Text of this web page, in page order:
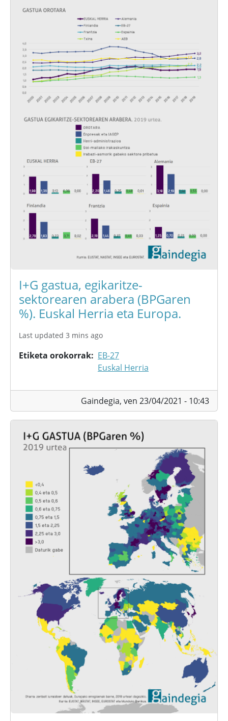
I+G gastua, egikaritze-
sektorearen arabera (BPGaren
%). Euskal Herria eta Europa.
Last updated 3 mins ago
Etiketa orokorrak
EB-27
Euskal Herria
Gaindegia, ven 23/04/2021 - 10:43